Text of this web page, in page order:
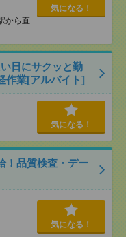
から直
気になる！
日にサクッと勤
作業[アルバイト]
気になる！
！品質検査・デー
気になる！